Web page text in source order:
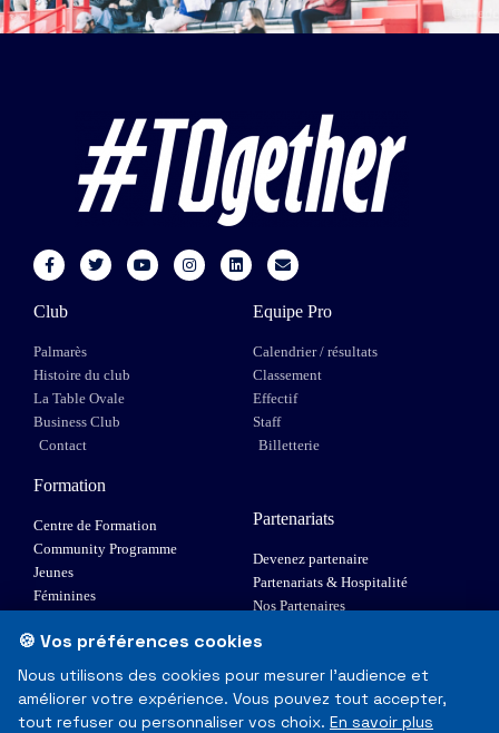
Club
Palmarès
Histoire du club
La Table Ovale
Business Club
Contact
Equipe Pro
Calendrier / résultats
Classement
Effectif
Staff
Billetterie
Formation
Centre de Formation
Community Programme
Jeunes
Féminines
Elite 1
Partenariats
Devenez partenaire
Partenariats & Hospitalité
Nos Partenaires
© Toulouse Olympique XIII - Tous droits réservés
🍪 Vos préférences cookies
Nous utilisons des cookies pour mesurer l'audience et
améliorer votre expérience. Vous pouvez tout accepter,
tout refuser ou personnaliser vos choix. En savoir plus